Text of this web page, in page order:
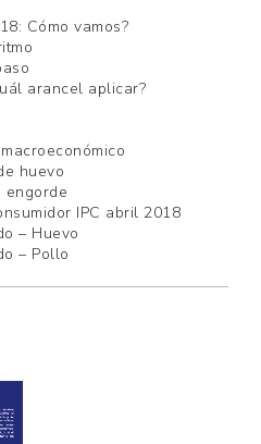
Cómo vamos?
arancel aplicar?
huevo
engorde
IPC abril 2018
– Huevo
– Pollo